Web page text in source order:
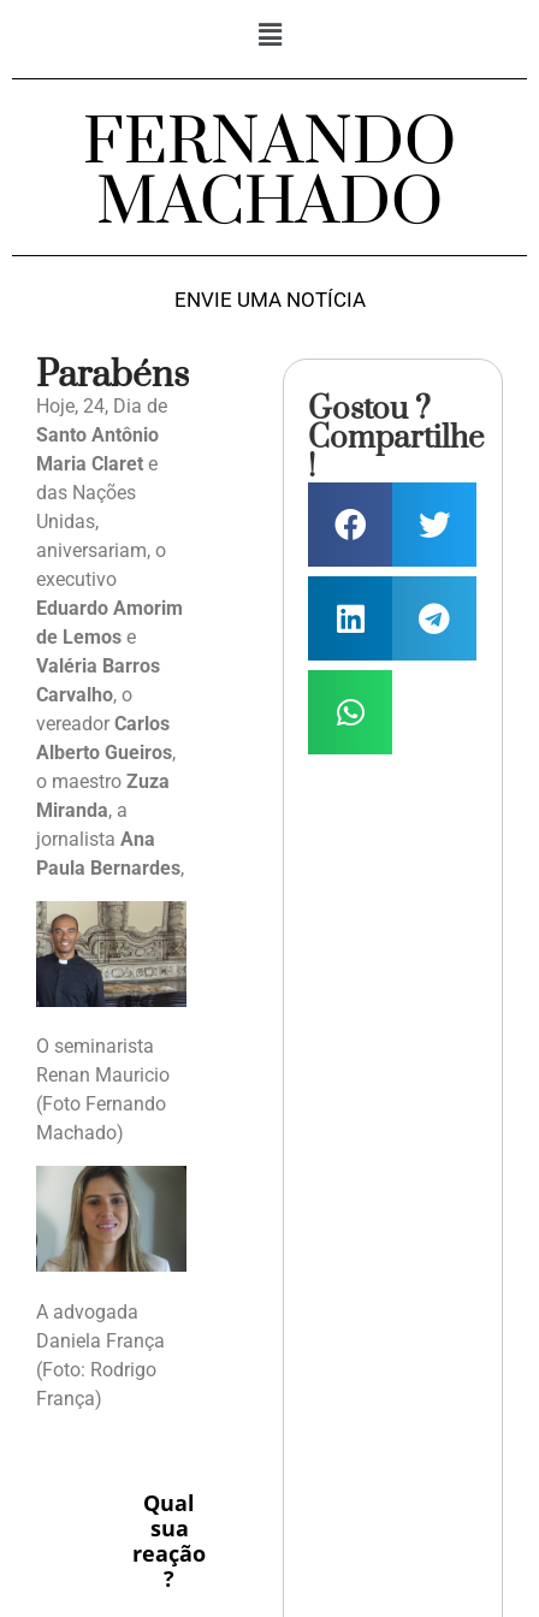
FERNANDO
MACHADO
ENVIE UMA NOTÍCIA
Parabéns
Hoje, 24, Dia de
Santo Antônio
Maria Claret e
das Nações
Unidas,
aniversariam, o
executivo
Eduardo Amorim
de Lemos e
Valéria Barros
Carvalho, o
vereador Carlos
Alberto Gueiros,
o maestro Zuza
Miranda, a
jornalista Ana
Paula Bernardes,
O seminarista
Renan Mauricio
(Foto Fernando
Machado)
A advogada
Daniela França
(Foto: Rodrigo
França)
Qual
sua
reação
?
Gostou ?
Compartilhe
!